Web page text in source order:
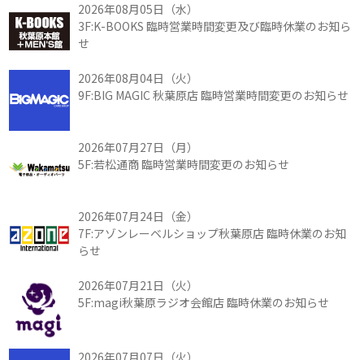
2026年08月05日（水）
3F:K-BOOKS 臨時営業時間変更及び臨時休業のお知ら
せ
2026年08月04日（火）
9F:BIG MAGIC 秋葉原店 臨時営業時間変更のお知らせ
2026年07月27日（月）
5F:若松通商 臨時営業時間変更のお知らせ
2026年07月24日（金）
7F:アゾンレーベルショップ秋葉原店 臨時休業のお知
らせ
2026年07月21日（火）
5F:magi秋葉原ラジオ会館店 臨時休業のお知らせ
2026年07月07日（火）